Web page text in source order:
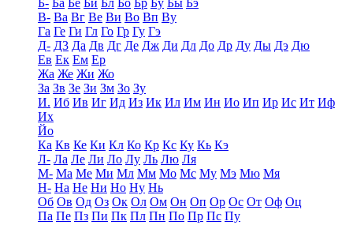
Б- Ба Бе Би Бл Бо Бр Бу Бы Бэ
В- Ва Вг Ве Ви Во Вп Ву
Га Ге Ги Гл Го Гр Гу Гэ
Д- Д3 Да Дв Дг Де Дж Ди Дл До Др Ду Ды Дэ Дю
Ев Ек Ем Ер
Жа Же Жи Жо
За Зв Зе Зи Зм Зо Зу
И. Иб Ив Иг Ид Из Ик Ил Им Ин Ио Ип Ир Ис Ит Иф
Их
Йо
Ка Кв Ке Ки Кл Ко Кр Кс Ку Кь Кэ
Л- Ла Ле Ли Ло Лу Ль Лю Ля
М- Ма Ме Ми Мл Мм Мо Мс Му Мэ Мю Мя
Н- На Не Ни Но Ну Нь
Об Ов Од Оз Ок Ол Ом Он Оп Ор Ос От Оф Оц
Па Пе Пз Пи Пк Пл Пн По Пр Пс Пу